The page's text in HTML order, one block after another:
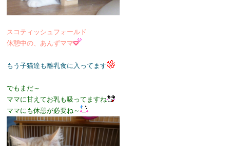
スコティッシュフォールド
休憩中の、あんずママ
もう子猫達も離乳食に入ってます
でもまだ～
ママに甘えてお乳も吸ってますね
ママにも休憩が必要ね～